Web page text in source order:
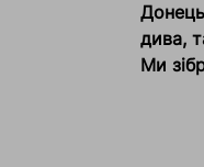
дива,
Ми